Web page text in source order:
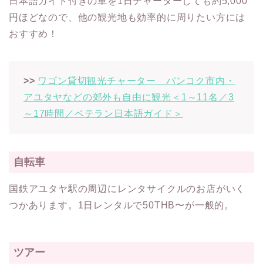
円ほどなので、他の観光地も効率的に周りたい方には
おすすめ！
>> ワゴン貸切観光チャーター バンコク市内・
アユタヤなどの郊外も自由に観光＜1～11名／3
～17時間／ベテラン日本語ガイド＞
自転車
国鉄アユタヤ駅の周辺にレンタサイクルのお店がいく
つかあります。1日レンタルで50THB〜が一般的。
ツアー